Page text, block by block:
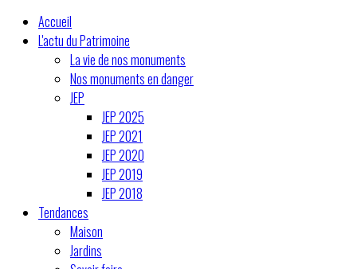
Accueil
L'actu du Patrimoine
La vie de nos monuments
Nos monuments en danger
JEP
JEP 2025
JEP 2021
JEP 2020
JEP 2019
JEP 2018
Tendances
Maison
Jardins